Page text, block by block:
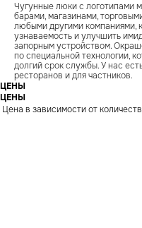
Чугунные люки с логотипами
барами, магазинами,
любыми другими компаниями,
узнаваемость и улучшить
запорным устройством.
по специальной технологии,
долгий срок службы. У нас
ресторанов и для частников.
ЦЕНЫ
ЦЕНЫ
Цена в зависимости от